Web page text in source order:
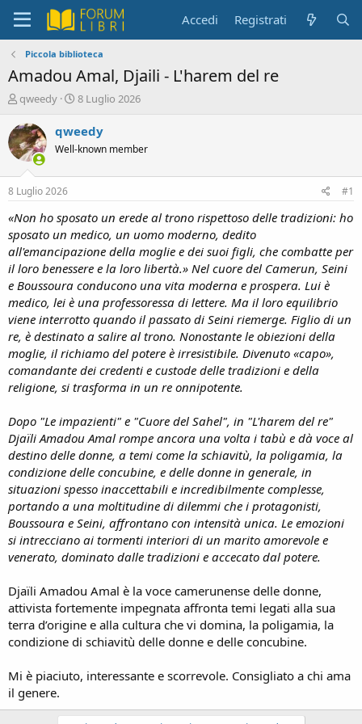
Accedi Registrati
Piccola biblioteca
Amadou Amal, Djaili - L'harem del re
C
e
a
t
e
D
s
c
u
s
s
i
n
e
qweedy
D
t
a
d
i
i
o
8 Luglio 2026
qweedy
Well-known member
8 Luglio 2026 #1
«Non ho sposato un erede al trono rispettoso delle tradizioni: ho
sposato un medico, un uomo moderno, dedito
all'emancipazione della moglie e dei suoi figli, che combatte per
il loro benessere e la loro libertà.» Nel cuore del Camerun, Seini
e Boussoura conducono una vita moderna e prospera. Lui è
medico, lei è una professoressa di lettere. Ma il loro equilibrio
viene interrotto quando il passato di Seini riemerge. Figlio di un
re, è destinato a salire al trono. Nonostante le obiezioni della
moglie, il richiamo del potere è irresistibile. Divenuto «capo»,
comandante dei credenti e custode delle tradizioni e della
religione, si trasforma in un re onnipotente.
Dopo "Le impazienti" e "Cuore del Sahel", in "L'harem del re"
Djaïli Amadou Amal rompe ancora una volta i tabù e dà voce al
destino delle donne, a temi come la schiavitù, la poligamia, la
condizione delle concubine, e delle donne in generale, in
situazioni spesso inaccettabili e incredibilmente complesse,
portando a una moltitudine di dilemmi che i protagonisti,
Boussoura e Seini, affrontano con intensità unica. Le emozioni
si intrecciano ai tormenti interiori di un marito amorevole e
venerato, dominato dalle tradizioni e accecato dal potere.
Djaïli Amadou Amal è la voce camerunense delle donne,
attivista fortemente impegnata affronta temi legati alla sua
terra d’origine e alla cultura che vi domina, la poligamia, la
condizione di schiavitù delle donne e delle concubine.
Mi è piaciuto, interessante e scorrevole. Consigliato a chi ama
il genere.